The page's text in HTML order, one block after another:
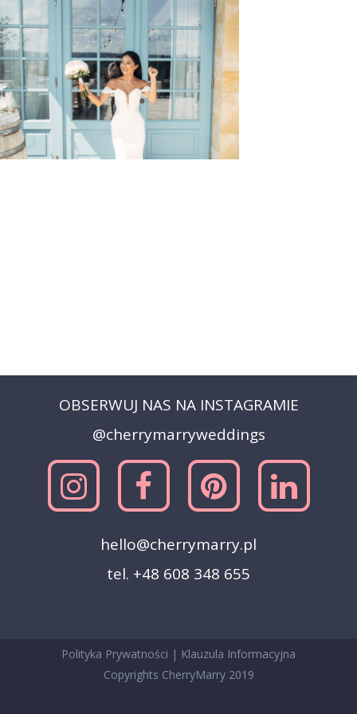
OBSERWUJ NAS NA INSTAGRAMIE
@cherrymarryweddings
hello@cherrymarry.pl
tel. +48 608 348 655
Polityka Prywatności | Klauzula Informacyjna
Copyrights CherryMarry 2019